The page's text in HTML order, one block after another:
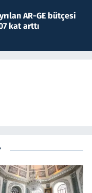
AR-GE bütçesi
kat arttı